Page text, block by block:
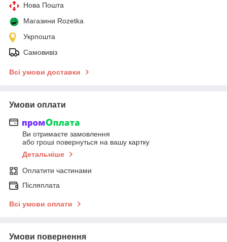
Нова Пошта
Магазини Rozetka
Укрпошта
Самовивіз
Всі умови доставки
Умови оплати
Ви отримаєте замовлення
або гроші повернуться на вашу картку
Детальніше
Оплатити частинами
Післяплата
Всі умови оплати
Умови повернення